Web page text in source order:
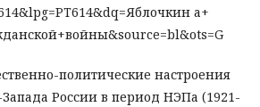
а+
политические настроения
Запада России в период НЭПа (1921-